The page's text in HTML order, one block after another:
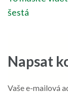
pro
šestá
Napsat
Vaše e-mailová